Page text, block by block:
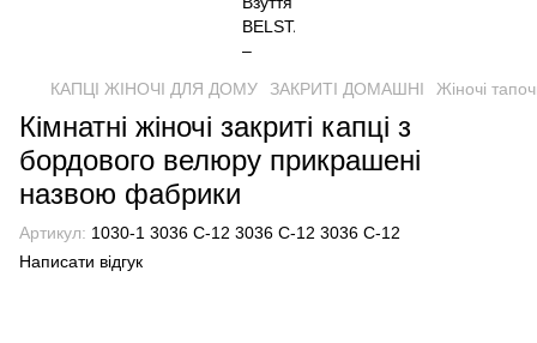
КАПЦІ ЖІНОЧІ ДЛЯ ДОМУ ЗАКРИТІ ДОМАШНІ Жіночі
Кімнатні жіночі закриті капці з
бордового велюру прикрашені
назвою фабрики
Артикул: 1030-1 3036 С-12 3036 С-12 3036 С-12
Написати відгук